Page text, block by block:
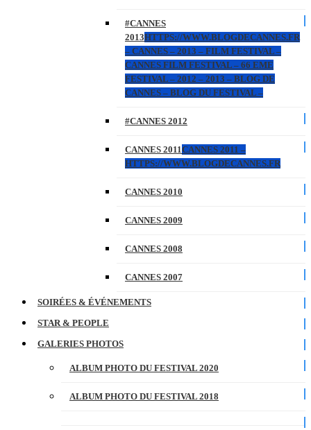
#CANNES
2013HTTPS://WWW.BLOGDECANNES.FR
– CANNES – 2013 – FILM FESTIVAL –
CANNES FILM FESTIVAL – 66 EME
FESTIVAL – 2012 – 2013 – BLOG DE
CANNES – BLOG DU FESTIVAL –
#CANNES 2012
CANNES 2011CANNES 2011 –
HTTPS://WWW.BLOGDECANNES.FR
CANNES 2010
CANNES 2009
CANNES 2008
CANNES 2007
SOIRÉES & ÉVÉNEMENTS
STAR & PEOPLE
GALERIES PHOTOS
ALBUM PHOTO DU FESTIVAL 2020
ALBUM PHOTO DU FESTIVAL 2018